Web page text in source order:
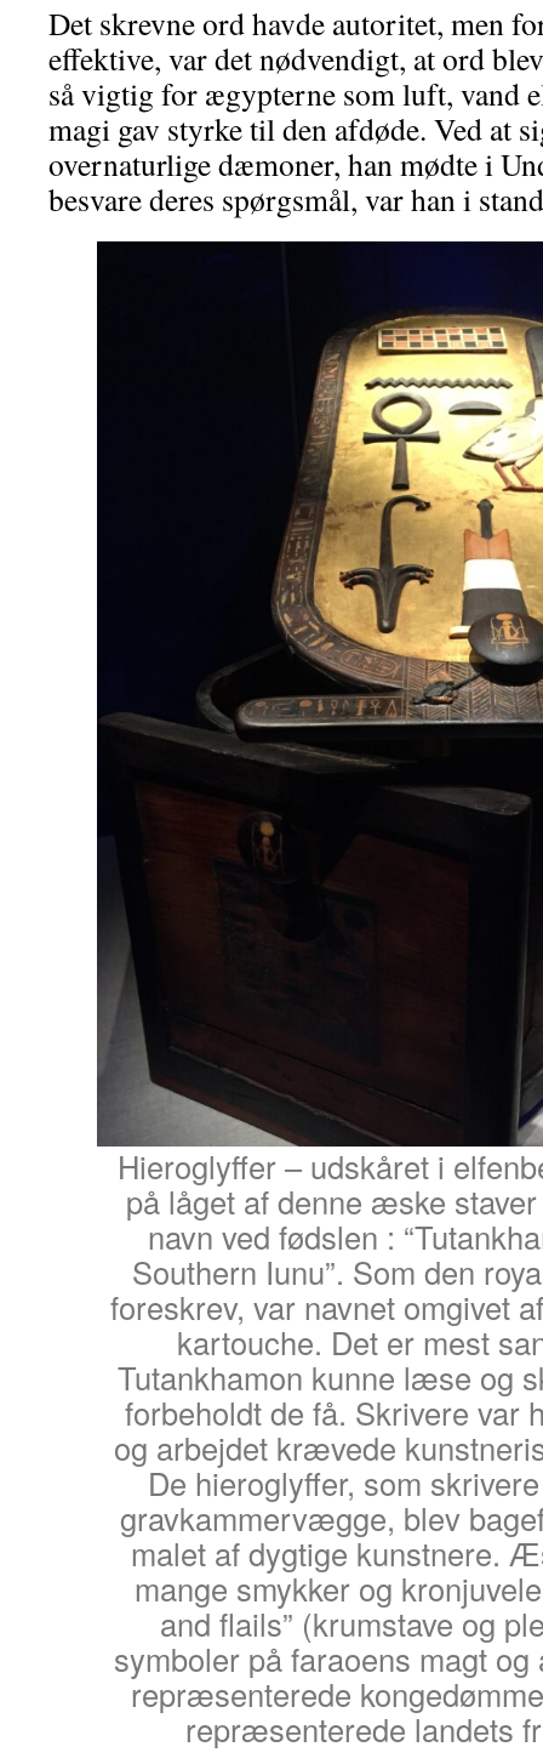
Det skrevne ord havde autoritet, men
effektive, var det nødvendigt, at ord
så vigtig for ægypterne som luft, vand
magi gav styrke til den afdøde. Ved at
overnaturlige dæmoner, han mødte i
besvare deres spørgsmål, var han i
Hieroglyffer – udskåret i
på låget af denne æske
navn ved fødslen :
Southern Iunu”. Som den
foreskrev, var navnet omgivet
kartouche. Det er mest
Tutankhamon kunne læse og
forbeholdt de få. Skrivere var
og arbejdet krævede
De hieroglyffer, som
gravkammervægge, blev
malet af dygtige kunstnere.
mange smykker og
and flails” (krumstave og
symboler på faraoens magt og
repræsenterede
repræsenterede landets